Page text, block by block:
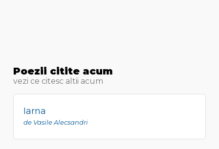
Poezii citite acum
vezi ce citesc altii acum
Iarna
de Vasile Alecsandri